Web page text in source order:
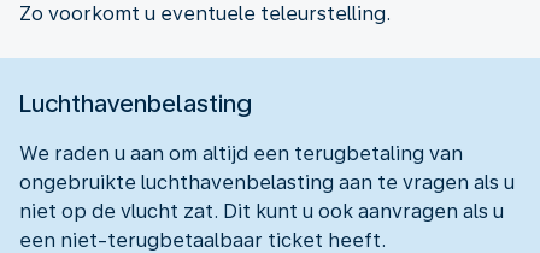
Zo voorkomt u eventuele teleurstelling.
Luchthavenbelasting
We raden u aan om altijd een terugbetaling van
ongebruikte luchthavenbelasting aan te vragen als u
niet op de vlucht zat. Dit kunt u ook aanvragen als u
een niet-terugbetaalbaar ticket heeft.